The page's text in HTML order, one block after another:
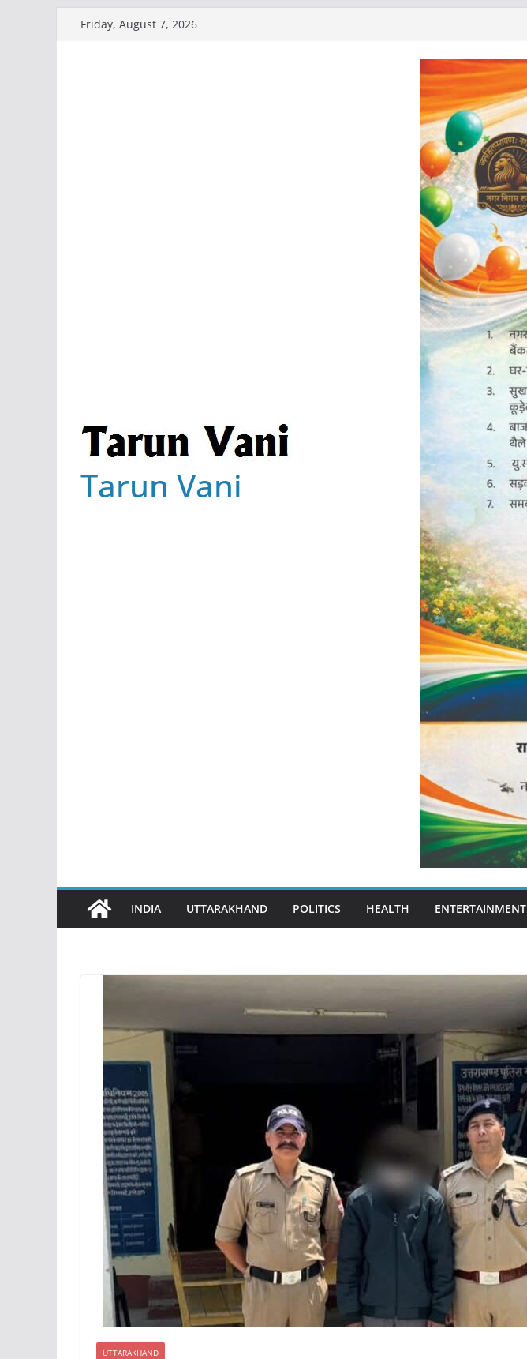
Friday, August 7, 2026
Tarun Vani
INDIA UTTARAKHAND POLITICS HEALTH ENTERTAINMENT
UTTARAKHAND